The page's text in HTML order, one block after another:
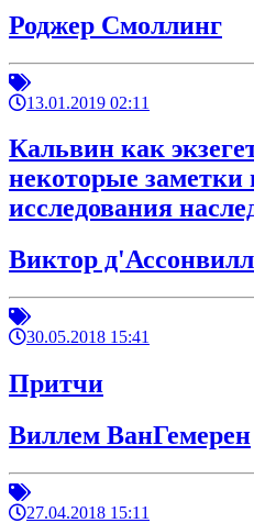
Роджер Смоллинг
13.01.2019 02:11
Кальвин как
некоторые заметки
исследования
Виктор
30.05.2018 15:41
Притчи
Виллем ВанГемерен
27.04.2018 15:11